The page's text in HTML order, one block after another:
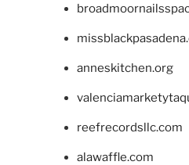
anneskitchen.org
reefrecordsllc.com
alawaffle.com